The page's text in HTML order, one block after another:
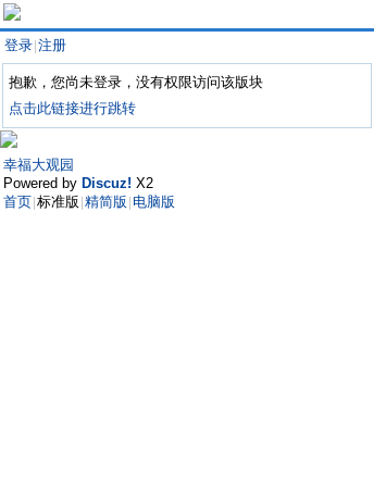
登录 注册
抱歉，您尚未登录，没有权限访问该版块
点击此链接进行跳转
幸福大观园
Powered by Discuz! X2
首页 标准版 精简版 电脑版